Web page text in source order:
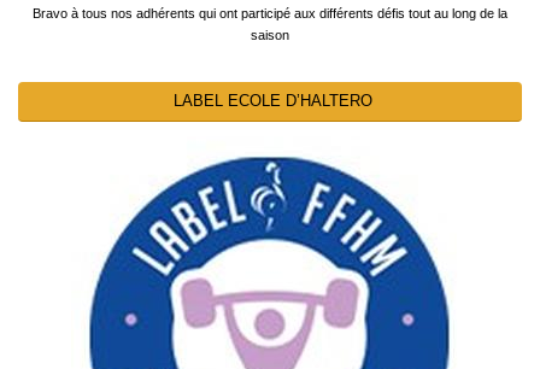
Bravo à tous nos adhérents qui ont participé aux différents défis tout au long de la
saison
LABEL ECOLE D’HALTERO